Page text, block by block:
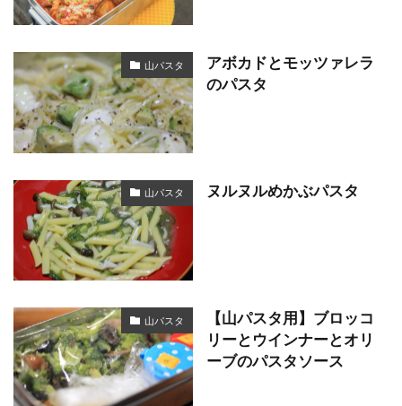
山パスタ
アボカドとモッツァレラ
のパスタ
山パスタ ヌルヌルめかぶパスタ
山パスタ
【山パスタ用】ブロッコ
リーとウインナーとオリ
ーブのパスタソース